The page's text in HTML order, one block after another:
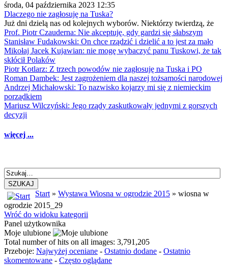
środa, 04 października 2023 12:35
Dlaczego nie zagłosuję na Tuska?
Już dni dzielą nas od kolejnych wyborów. Niektórzy twierdzą, że
Prof. Piotr Czauderna: Nie akceptuję, gdy gardzi się słabszym
Stanisław Fudakowski: On chce rządzić i dzielić a to jest za mało
Mikołaj Jacek Kujawian: nie mogę wybaczyć panu Tuskowi, że tak
skłócił Polaków
Piotr Kotlarz: Z trzech powodów nie zagłosuję na Tuska i PO
Roman Dambek: Jest zagrożeniem dla naszej tożsamości narodowej
Andrzej Michałowski: To nazwisko kojarzy mi się z niemieckim
porządkiem
Mariusz Wilczyński: Jego rządy zaskutkowały jednymi z gorszych
decyzji
więcej ...
SZUKAJ
Start » Wystawa Wiosna w ogrodzie 2015 » wiosna w
ogrodzie 2015_29
Wróć do widoku kategorii
Panel użytkownika
Moje ulubione
Total number of hits on all images: 3,791,205
Przeboje: Najwyżej oceniane - Ostatnio dodane - Ostatnio
skomentowane - Często oglądane